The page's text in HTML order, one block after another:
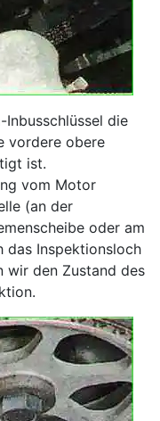
die
vordere obere
ist.
vom Motor
(an der
oder am
das Inspektionsloch
wir den Zustand des